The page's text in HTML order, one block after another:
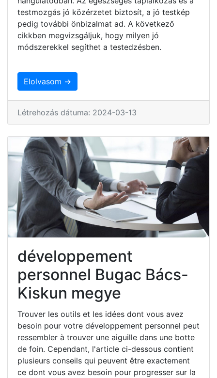
testmozgás jó közérzetet biztosít, a jó testkép
pedig további önbizalmat ad. A következő
cikkben megvizsgáljuk, hogy milyen jó
módszerekkel segíthet a testedzésben.
Elolvasom →
Létrehozás dátuma: 2024-03-13
développement
personnel Bugac Bács-
Kiskun megye
Trouver les outils et les idées dont vous avez
besoin pour votre développement personnel peut
ressembler à trouver une aiguille dans une botte
de foin. Cependant, l'article ci-dessous contient
plusieurs conseils qui peuvent être exactement
ce dont vous avez besoin pour progresser sur la